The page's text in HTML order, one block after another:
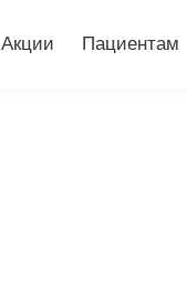
Акции Пациентам